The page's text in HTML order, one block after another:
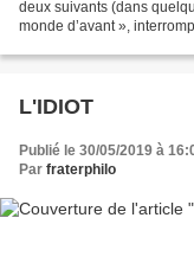
deux suivants (dans
monde d’avant »,
L'IDIOT
Publié le 30/05/2019 à
Par fraterphilo